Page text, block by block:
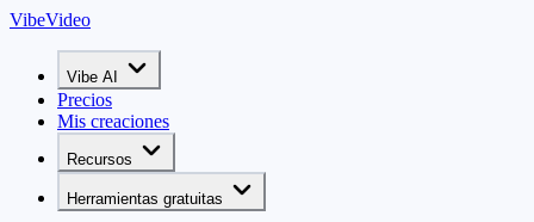
VibeVideo
Vibe AI
Precios
Mis creaciones
Recursos
Herramientas gratuitas